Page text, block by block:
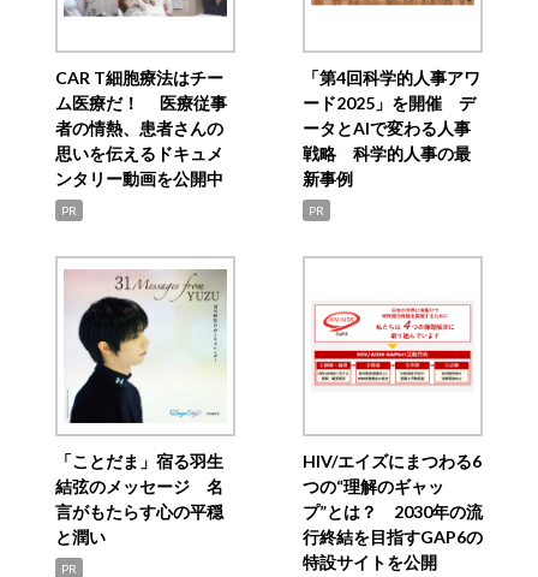
CAR T細胞療法はチー
ム医療だ！ 医療従事
者の情熱、患者さんの
思いを伝えるドキュメ
ンタリー動画を公開中
PR
「第4回科学的人事アワ
ード2025」を開催 デ
ータとAIで変わる人事
戦略 科学的人事の最
新事例
PR
「ことだま」宿る羽生
結弦のメッセージ 名
言がもたらす心の平穏
と潤い
PR
HIV/エイズにまつわる6
つの“理解のギャッ
プ”とは？ 2030年の流
行終結を目指すGAP6の
特設サイトを公開